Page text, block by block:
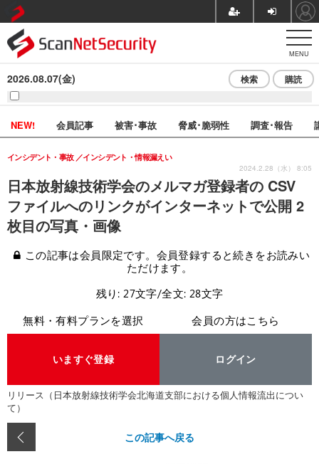
MENU
2026.08.07(金) 検索 購読
NEW! 会員記事 被害･事故 脅威･脆弱性 調査･報告
日本放射線技術学会のメルマガ登録者の CSV
ファイルへのリンクがインターネットで公開 2
枚目の写真・画像
インシデント・事故 インシデント・情報漏えい
2024.2.28（水） 8:05
この記事は会員限定です。会員登録すると続きをお読みい
ただけます。
残り: 27文字/全文: 28文字
無料・有料プランを選択
いますぐ登録
会員の方はこちら
ログイン
リリース（日本放射線技術学会北海道支部における個人情報流出につい
て）
この記事へ戻る